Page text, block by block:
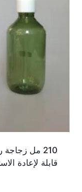
210 مل
قابلة لإعادة